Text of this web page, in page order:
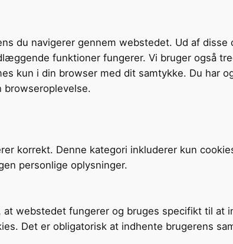
du navigerer gennem webstedet. Ud af
funktioner fungerer. Vi bruger også
kun i din browser med dit samtykke. Du har
browseroplevelse.
korrekt. Denne kategori inkluderer kun
personlige oplysninger.
webstedet fungerer og bruges specifikt til at
Det er obligatorisk at indhente brugerens